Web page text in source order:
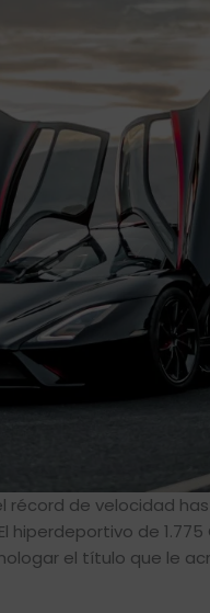
récord de velocidad
hiperdeportivo de
el título que le